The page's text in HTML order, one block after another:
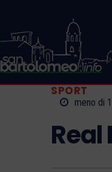
SPORT
meno di 1